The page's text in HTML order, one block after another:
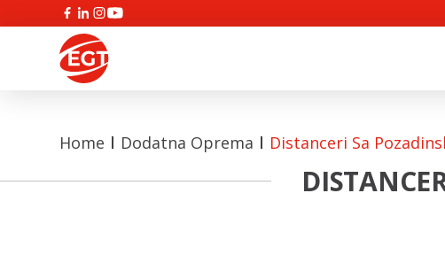
Home Dodatna Oprema Distanceri Sa